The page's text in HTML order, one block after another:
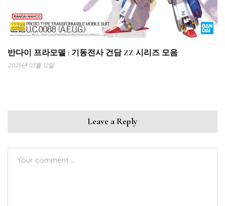
반다이 프라모델 : 기동전사 건담 ZZ 시리즈 모음
2026년 03월 12일
Leave a Reply